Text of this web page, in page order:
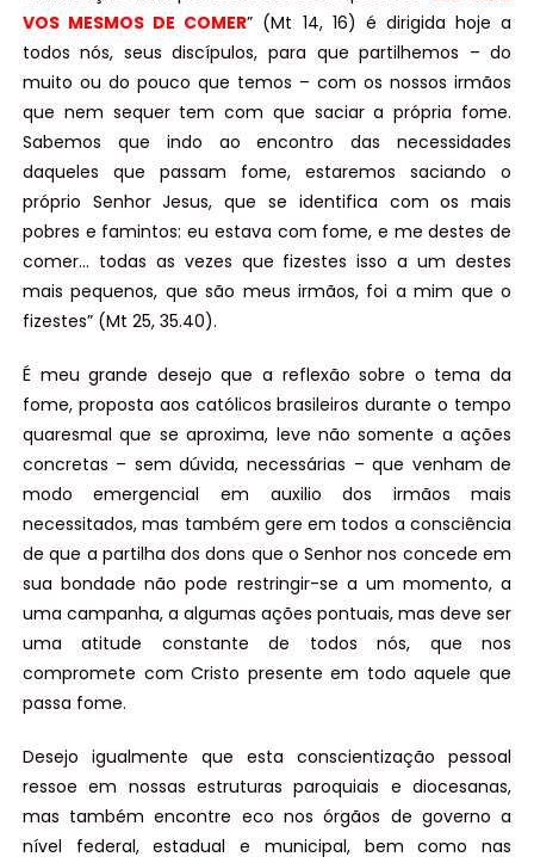
VOS MESMOS DE COMER” (Mt 14, 16) é dirigida hoje a
todos nós, seus discípulos, para que partilhemos – do
muito ou do pouco que temos – com os nossos irmãos
que nem sequer tem com que saciar a própria fome.
Sabemos que indo ao encontro das necessidades
daqueles que passam fome, estaremos saciando o
próprio Senhor Jesus, que se identifica com os mais
pobres e famintos: eu estava com fome, e me destes de
comer… todas as vezes que fizestes isso a um destes
mais pequenos, que são meus irmãos, foi a mim que o
fizestes” (Mt 25, 35.40).
É meu grande desejo que a reflexão sobre o tema da
fome, proposta aos católicos brasileiros durante o tempo
quaresmal que se aproxima, leve não somente a ações
concretas – sem dúvida, necessárias – que venham de
modo emergencial em auxilio dos irmãos mais
necessitados, mas também gere em todos a consciência
de que a partilha dos dons que o Senhor nos concede em
sua bondade não pode restringir-se a um momento, a
uma campanha, a algumas ações pontuais, mas deve ser
uma atitude constante de todos nós, que nos
compromete com Cristo presente em todo aquele que
passa fome.
Desejo igualmente que esta conscientização pessoal
ressoe em nossas estruturas paroquiais e diocesanas,
mas também encontre eco nos órgãos de governo a
nível federal, estadual e municipal, bem como nas